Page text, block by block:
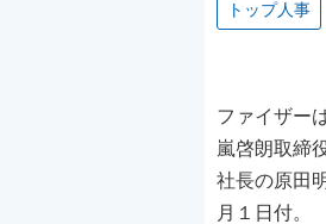
トップ人事
ファイザー
嵐啓朗取締
社長の原田
月１日付。